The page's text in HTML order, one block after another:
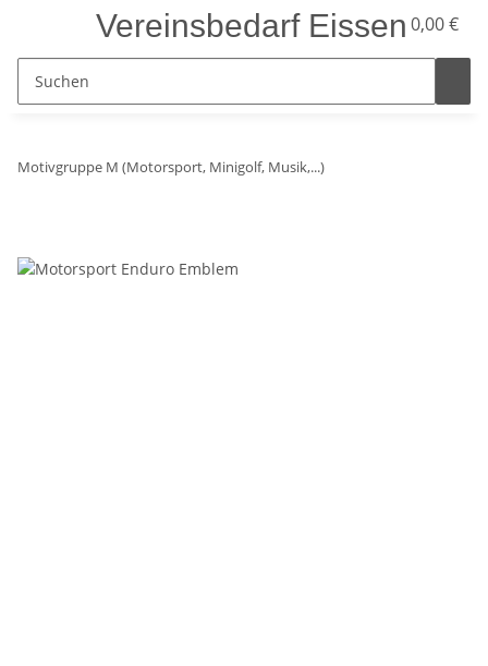
Vereinsbedarf Eissen 0,00 €
Motivgruppe M (Motorsport, Minigolf, Musik,...)